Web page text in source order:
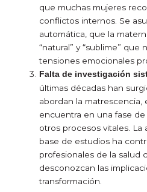
que muchas mujeres
conflictos internos. Se
automática, que la
“natural” y “sublime” que
tensiones emocionales
Falta de investigación
últimas décadas han
abordan la matrescencia,
encuentra en una fase
otros procesos vitales. La
base de estudios ha
profesionales de la salud
desconozcan las
transformación.